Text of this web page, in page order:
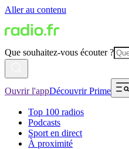
Aller au contenu
Que souhaitez-vous écouter ?
Ouvrir l'appDécouvrir Prime
Top 100 radios
Podcasts
Sport en direct
À proximité